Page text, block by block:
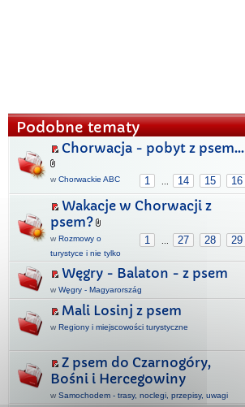
Podobne tematy
Chorwacja - pobyt z psem...
1 ... 14 15 16
w Chorwackie ABC
Wakacje w Chorwacji z
psem?
1 ... 27 28 29
w Rozmowy o
turystyce i nie tylko
Węgry - Balaton - z psem
w Węgry - Magyarország
Mali Losinj z psem
w Regiony i miejscowości turystyczne
Z psem do Czarnogóry,
Bośni i Hercegowiny
w Samochodem - trasy, noclegi, przepisy, uwagi